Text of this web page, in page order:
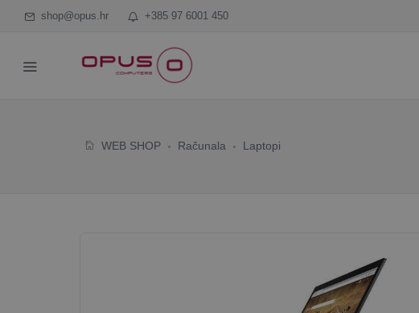
shop@opus.hr +385 97 6001 450
WEB SHOP Računala Laptopi